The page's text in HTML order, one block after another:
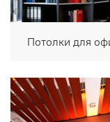
Потолки для